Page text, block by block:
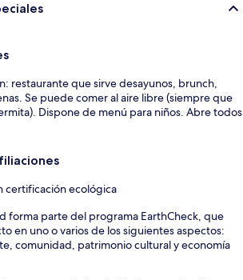
restaurante que sirve desayunos, brunch,
Se puede comer al aire libre (siempre que
Dispone de menú para niños. Abre todos
certificación ecológica
forma parte del programa EarthCheck, que
en uno o varios de los siguientes aspectos:
comunidad, patrimonio cultural y economía